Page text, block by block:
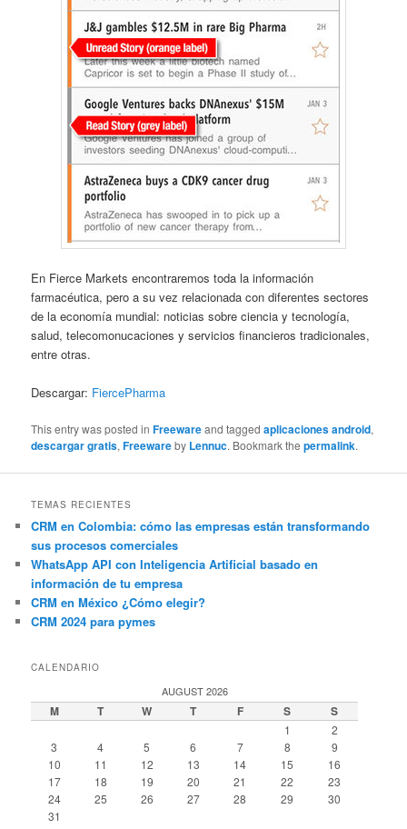
En Fierce Markets encontraremos toda la información
farmacéutica, pero a su vez relacionada con diferentes sectores
de la economía mundial: noticias sobre ciencia y tecnología,
salud, telecomonucaciones y servicios financieros tradicionales,
entre otras.
Descargar: FiercePharma
This entry was posted inFreewareand taggedaplicaciones android,
descargar gratis,Freewareby Lennuc. Bookmark thepermalink.
TEMAS RECIENTES
CRM en Colombia: cómo las empresas están transformando
sus procesos comerciales
WhatsApp API con Inteligencia Artificial basado en
información de tu empresa
CRM en México ¿Cómo elegir?
CRM 2024 para pymes
CALENDARIO
AUGUST 2026
M T W T F S S
1
2
3
4 5 6 7 8
9
10
11 12 13 14 15
16
17
18 19 20 21 22
23
24
25 26 27 28 29
30
31